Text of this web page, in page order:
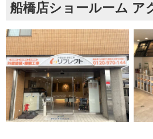
船橋店ショールーム ア